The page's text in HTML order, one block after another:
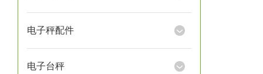
电子秤配件
电子台秤